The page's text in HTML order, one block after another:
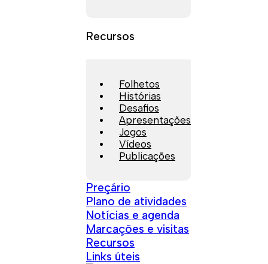
Recursos
Folhetos
Histórias
Desafios
Apresentações
Jogos
Vídeos
Publicações
Preçário
Plano de atividades
Notícias e agenda
Marcações e visitas
Recursos
Links úteis